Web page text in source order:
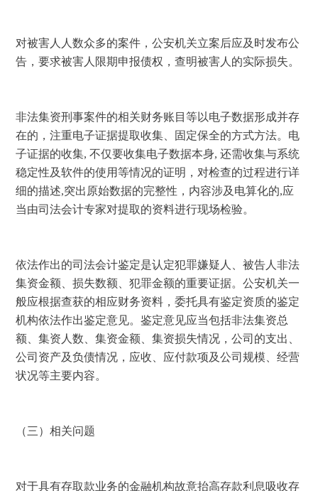
对被害人人数众多的案件，公安机关立案后应及时发布公
非法集资刑事案件的相关财务账目等以电子数据形成并存
在的，注重电子证据提取收集、固定保全的方式方法。电
子证据的收集, 不仅要收集电子数据本身, 还需收集与系统
稳定性及软件的使用等情况的证明，对检查的过程进行详
细的描述,突出原始数据的完整性，内容涉及电算化的,应
当由司法会计专家对提取的资料进行现场检验。
依法作出的司法会计鉴定是认定犯罪嫌疑人、被告人非法
集资金额、损失数额、犯罪金额的重要证据。公安机关一
般应根据查获的相应财务资料，委托具有鉴定资质的鉴定
机构依法作出鉴定意见。鉴定意见应当包括非法集资总
额、集资人数、集资金额、集资损失情况，公司的支出、
公司资产及负债情况，应收、应付款项及公司规模、经营
状况等主要内容。
（三）相关问题
对于具有存取款业务的金融机构故意抬高存款利息吸收存